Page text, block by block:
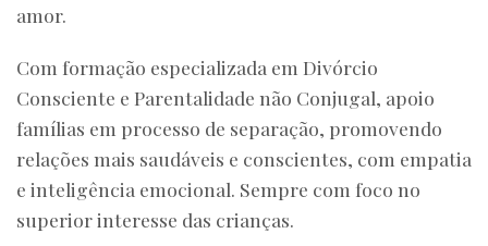
amor.
Com formação especializada em Divórcio
Consciente e Parentalidade não Conjugal, apoio
famílias em processo de separação, promovendo
relações mais saudáveis e conscientes, com empatia
e inteligência emocional. Sempre com foco no
superior interesse das crianças.